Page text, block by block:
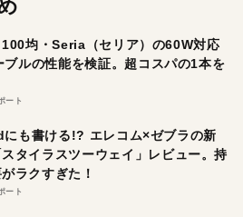
均・Seria（セリア）の60W対応
ブルの性能を検証。超コスパの1本を
ート
も書ける!? エレコム×ゼブラの新
タイラスツーウェイ」レビュー。持
ラクすぎた！
ート